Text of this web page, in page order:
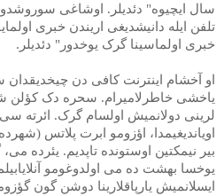
سال ایچیوه" دئدیلر. اوشاغی
تلفن ایله دانیشدیغی اریندن خبری
خبری اولماسینا گرک یوخدور" دئدیلر.
او آخشام اینترنت کافی دن چیخدیقدان
یاخشی خاطرلامیرام. سحره دک کؤلن
لرینی دولانمیش اولسام گرک. ائرته
اویاندیغیمدا، اؤزومو ابرت پلاتس
بیر نیمکتین اوستونده تاپدیم. یئرده
یوخسا بهشت ده می اولدوغومو
ایسلانمیش یارپاقلارینا دوشن گون